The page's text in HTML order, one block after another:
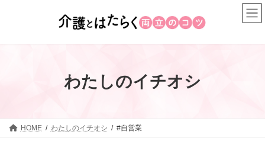
わたしのイチオシ
HOME わたしのイチオシ #自営業